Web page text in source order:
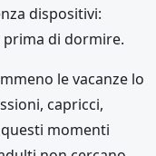
dispositivi:
prima di dormire.
le vacanze lo
capricci,
momenti